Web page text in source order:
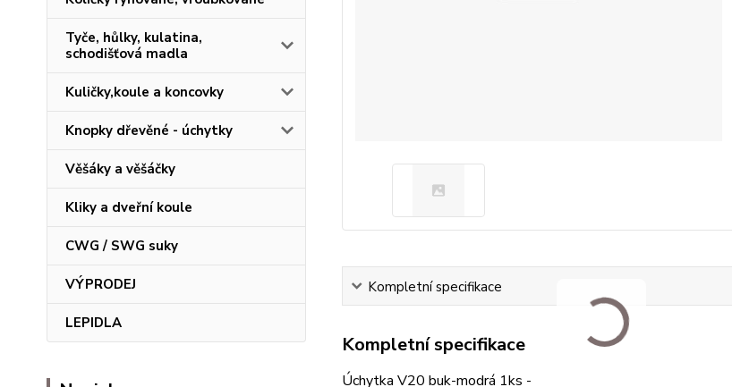
Tyče, hůlky, kulatina,
schodišťová madla
Kuličky,koule a koncovky
Knopky dřevěné - úchytky
Věšáky a věšáčky
Kliky a dveřní koule
CWG / SWG suky
VÝPRODEJ
LEPIDLA
Kompletní specifikace
Kompletní specifikace
Úchytka V20 buk-modrá 1ks -